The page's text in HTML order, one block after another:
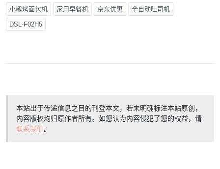
小熊烤面包机 家用早餐机 京东优惠 全自动吐司机
DSL-F02H5
本站出于传递信息之目的刊登本文，若未明确标注本站原创，
内容版权均归原作者所有。如您认为内容侵犯了您的权益，请
联系我们。